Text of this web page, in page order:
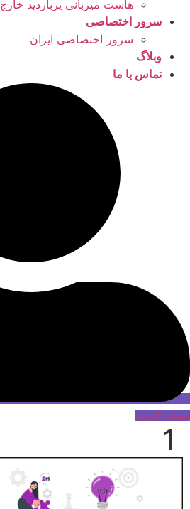
هاست میزبانی پربازدید خارج
سرور اختصاصی
سرور اختصاصی ایران
وبلاگ
تماس با ما
حساب کاربری
1